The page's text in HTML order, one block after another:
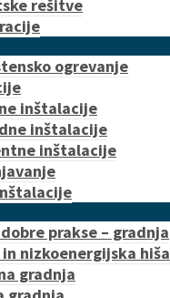
rešitve
ogrevanje
inštalacije
inštalacije
inštalacije
prakse – gradnja
in nizkoenergijska hiša
gradnja